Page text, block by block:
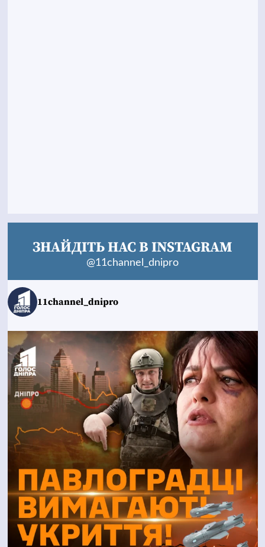
ЗНАЙДІТЬ НАС В INSTAGRAM
@11channel_dnipro
11channel_dnipro